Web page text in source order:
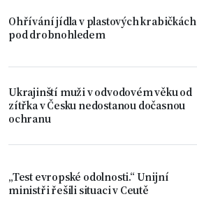
Ohřívání jídla v plastových krabičkách
pod drobnohledem
Ukrajinští muži v odvodovém věku od
zítřka v Česku nedostanou dočasnou
ochranu
„Test evropské odolnosti.“ Unijní
ministři řešili situaci v Ceutě